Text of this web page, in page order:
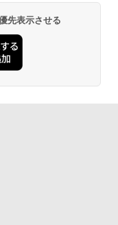
先表示させる